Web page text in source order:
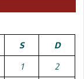
S D
1 2